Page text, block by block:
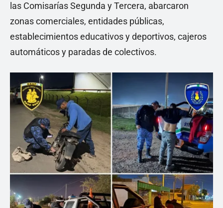
las Comisarías Segunda y Tercera, abarcaron
zonas comerciales, entidades públicas,
establecimientos educativos y deportivos, cajeros
automáticos y paradas de colectivos.